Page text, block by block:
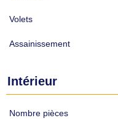
Volets
Assainissement
Intérieur
Nombre pièces